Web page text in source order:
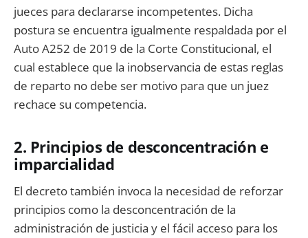
jueces para declararse incompetentes. Dicha
postura se encuentra igualmente respaldada por el
Auto A252 de 2019 de la Corte Constitucional, el
cual establece que la inobservancia de estas reglas
de reparto no debe ser motivo para que un juez
rechace su competencia.
2. Principios de desconcentración e
imparcialidad
El decreto también invoca la necesidad de reforzar
principios como la desconcentración de la
administración de justicia y el fácil acceso para los